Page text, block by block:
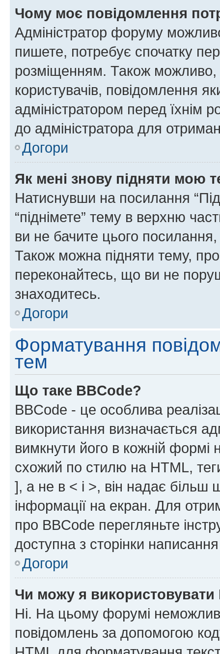
Чому моє повідомлення
Адміністратор форуму
пишете, потребує спочатку
розміщенням. Також можливо,
користувачів, повідомлення
адміністратором перед їхнім
до адміністратора для
Догори
Як мені знову підняти мою
Натиснувши на посилання
“піднімете” тему в верхню
ви не бачите цього
Також можна підняти тему,
переконайтесь, що ви не
знаходитесь.
Догори
Форматування
тем
Що таке BBCode?
BBCode - це особлива
використання визначається
вимкнути його в кожній
схожий по стилю на HTML,
], а не в < і >, він надає більш
інформації на екран. Для
про BBCode перегляньте
доступна з сторінки
Догори
Чи можу я використовувати
Ні. На цьому форумі
повідомлень за допомогою